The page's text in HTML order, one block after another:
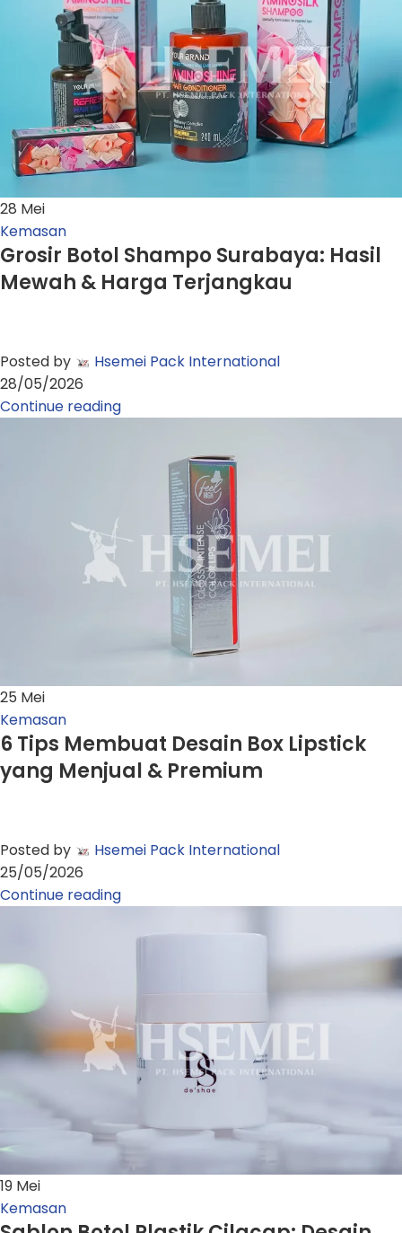
28 Mei
Kemasan
Grosir Botol Shampo Surabaya: Hasil
Mewah & Harga Terjangkau
Posted by
Hsemei Pack International
28/05/2026
Continue reading
25 Mei
Kemasan
6 Tips Membuat Desain Box Lipstick
yang Menjual & Premium
Posted by
Hsemei Pack International
25/05/2026
Continue reading
19 Mei
Kemasan